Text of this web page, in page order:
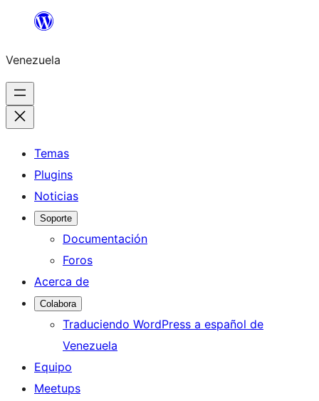
Saltar
contenido
Venezuela
Temas
Plugins
Noticias
Soporte
Documentación
Foros
Acerca de
Colabora
Traduciendo WordPress a español de
Venezuela
Equipo
Meetups